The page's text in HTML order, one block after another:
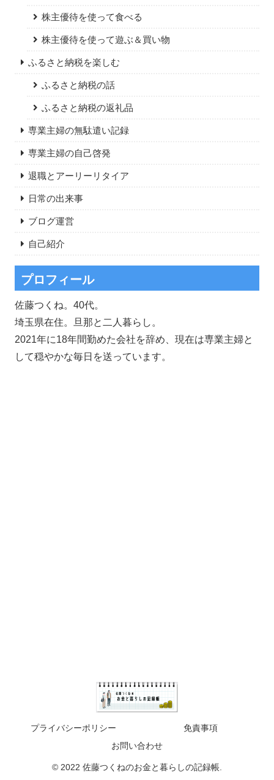
株主優待を使って食べる
株主優待を使って遊ぶ＆買い物
ふるさと納税を楽しむ
ふるさと納税の話
ふるさと納税の返礼品
専業主婦の無駄遣い記録
専業主婦の自己啓発
退職とアーリーリタイア
日常の出来事
ブログ運営
自己紹介
プロフィール
佐藤つくね。40代。
埼玉県在住。旦那と二人暮らし。
2021年に18年間勤めた会社を辞め、現在は専業主婦と
して穏やかな毎日を送っています。
プライバシーポリシー
免責事項
お問い合わせ
© 2022 佐藤つくねのお金と暮らしの記録帳.